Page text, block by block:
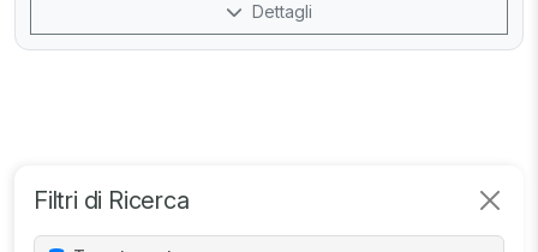
Filtri di Ricerca
Dettagli